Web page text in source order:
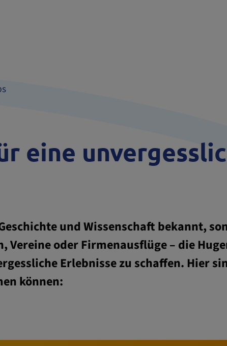
eine
und Wissenschaft bekannt,
Vereine oder Firmenausflüge – die
Erlebnisse zu schaffen. Hier
können: